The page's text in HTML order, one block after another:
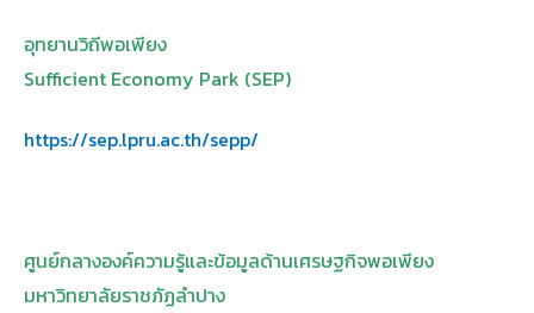
อุทยานวิถีพอเพียง
Sufficient Economy Park (SEP)
https://sep.lpru.ac.th/sepp/
ศูนย์กลางองค์ความรู้และข้อมูลด้านเศรษฐกิจพอเพียง
มหาวิทยาลัยราชภัฏลำปาง